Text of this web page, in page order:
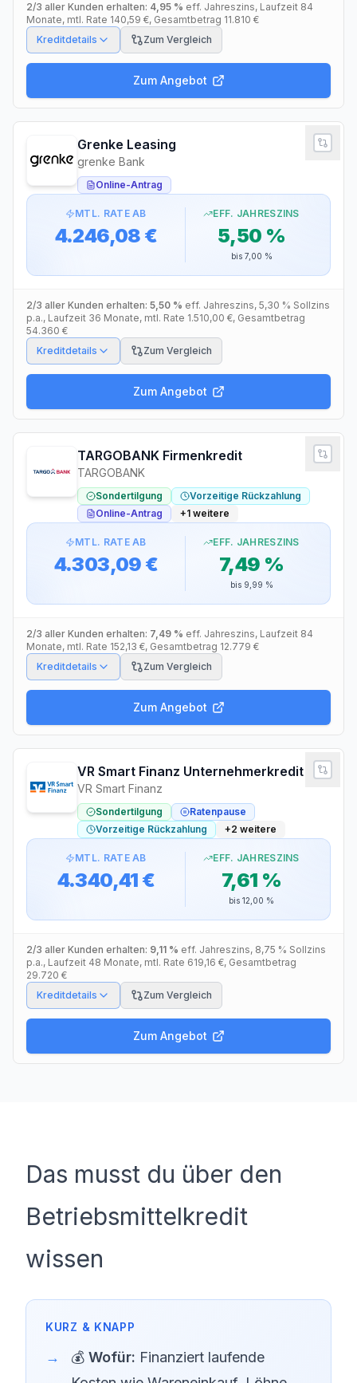
2/3 aller Kunden erhalten: 4,95 % eff. Jahreszins, Laufzeit 84
Monate, mtl. Rate 140,59 €, Gesamtbetrag 11.810 €
Kreditdetails
Zum Vergleich
Zum Angebot
Grenke Leasing
grenke Bank
Online-Antrag
MTL. RATE AB
4.246,08 €
EFF. JAHRESZINS
5,50 %
bis 7,00 %
2/3 aller Kunden erhalten: 5,50 % eff. Jahreszins, 5,30 % Sollzins
p.a., Laufzeit 36 Monate, mtl. Rate 1.510,00 €, Gesamtbetrag
54.360 €
Kreditdetails
Zum Vergleich
Zum Angebot
TARGOBANK Firmenkredit
TARGOBANK
Sondertilgung
Vorzeitige Rückzahlung
Online-Antrag
+1 weitere
MTL. RATE AB
4.303,09 €
EFF. JAHRESZINS
7,49 %
bis 9,99 %
2/3 aller Kunden erhalten: 7,49 % eff. Jahreszins, Laufzeit 84
Monate, mtl. Rate 152,13 €, Gesamtbetrag 12.779 €
Kreditdetails
Zum Vergleich
Zum Angebot
VR Smart Finanz Unternehmerkredit
VR Smart Finanz
Sondertilgung
Ratenpause
Vorzeitige Rückzahlung
+2 weitere
MTL. RATE AB
4.340,41 €
EFF. JAHRESZINS
7,61 %
bis 12,00 %
2/3 aller Kunden erhalten: 9,11 % eff. Jahreszins, 8,75 % Sollzins
p.a., Laufzeit 48 Monate, mtl. Rate 619,16 €, Gesamtbetrag
29.720 €
Kreditdetails
Zum Vergleich
Zum Angebot
Das musst du über den
Betriebsmittelkredit
wissen
💰 Wofür: Finanziert laufende